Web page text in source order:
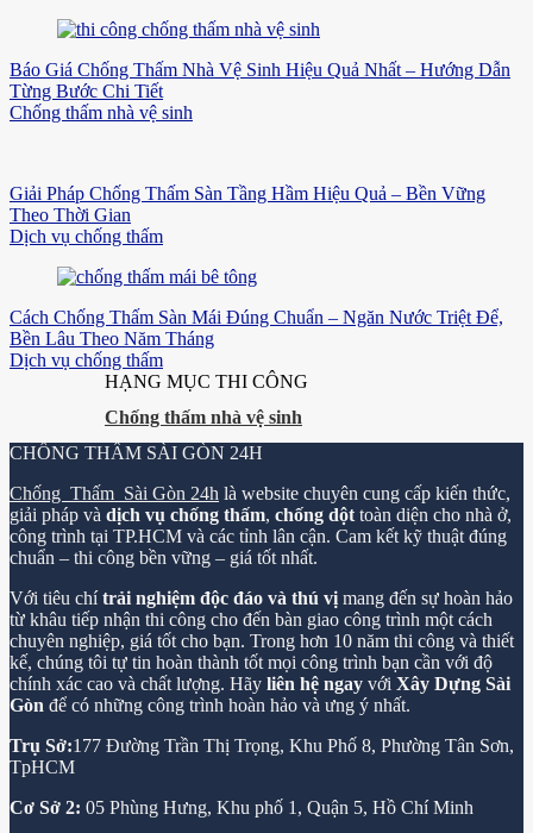
Báo Giá Chống Thấm Nhà Vệ Sinh Hiệu Quả Nhất – Hướng Dẫn
Từng Bước Chi Tiết
Chống thấm nhà vệ sinh
Giải Pháp Chống Thấm Sàn Tầng Hầm Hiệu Quả – Bền Vững
Theo Thời Gian
Dịch vụ chống thấm
Cách Chống Thấm Sàn Mái Đúng Chuẩn – Ngăn Nước Triệt Để,
Bền Lâu Theo Năm Tháng
Dịch vụ chống thấm
HẠNG MỤC THI CÔNG
Chống thấm nhà vệ sinh
CHỐNG THẤM SÀI GÒN 24H
Chống Thấm Sài Gòn 24h là website chuyên cung cấp kiến thức,
giải pháp và dịch vụ chống thấm, chống dột toàn diện cho nhà ở,
công trình tại TP.HCM và các tỉnh lân cận. Cam kết kỹ thuật đúng
chuẩn – thi công bền vững – giá tốt nhất.
Với tiêu chítrải nghiệm độc đáo và thú vị mang đến sự hoàn hảo
từ khâu tiếp nhận thi công cho đến bàn giao công trình một cách
chuyên nghiệp, giá tốt cho bạn. Trong hơn 10 năm thi công và thiết
kế, chúng tôi tự tin hoàn thành tốt mọi công trình bạn cần với độ
chính xác cao và chất lượng. Hãy liên hệ ngay với Xây Dựng Sài
Gòn để có những công trình hoàn hảo và ưng ý nhất.
Trụ Sở:177 Đường Trần Thị Trọng, Khu Phố 8, Phường Tân Sơn,
TpHCM
Cơ Sở 2: 05 Phùng Hưng, Khu phố 1, Quận 5, Hồ Chí Minh